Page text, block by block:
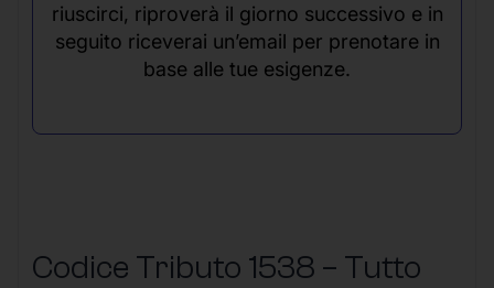
riuscirci, riproverà il giorno successivo e in
seguito riceverai un’email per prenotare in
base alle tue esigenze.
Codice Tributo 1538 – Tutto